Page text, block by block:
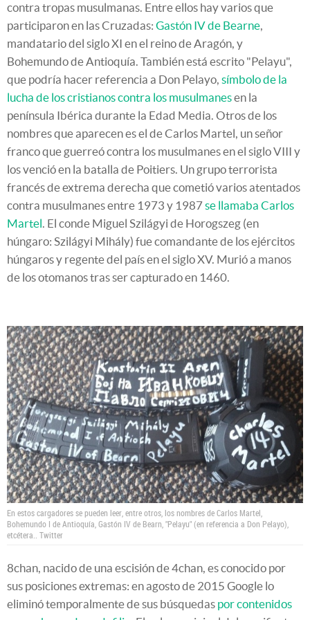
contra tropas musulmanas. Entre ellos hay varios que
participaron en las Cruzadas: Gastón IV de Bearne,
mandatario del siglo XI en el reino de Aragón, y
Bohemundo de Antioquía. También está escrito "Pelayu",
que podría hacer referencia a Don Pelayo, símbolo de la
lucha de los cristianos contra los musulmanesen la
península Ibérica durante la Edad Media. Otros de los
nombres que aparecen es el de Carlos Martel, un señor
franco que guerreó contra los musulmanes en el siglo VIII y
los venció en la batalla de Poitiers. Un grupo terrorista
francés de extrema derecha que cometió varios atentados
contra musulmanes entre 1973 y 1987se llamaba Carlos
Martel. El conde Miguel Szilágyi de Horogszeg (en
húngaro: Szilágyi Mihály) fue comandante de los ejércitos
húngaros y regente del país en el siglo XV. Murió a manos
de los otomanos tras ser capturado en 1460.
En estos cargadores se pueden leer, entre otros, los nombres de Carlos Martel,
Bohemundo I de Antioquía, Gastón IV de Bearn, "Pelayu" (en referencia a Don Pelayo),
etcétera.. Twitter
8chan, nacido de una escisión de 4chan, es conocido por
sus posiciones extremas: en agosto de 2015 Google lo
eliminó temporalmente de sus búsquedas por contenidos